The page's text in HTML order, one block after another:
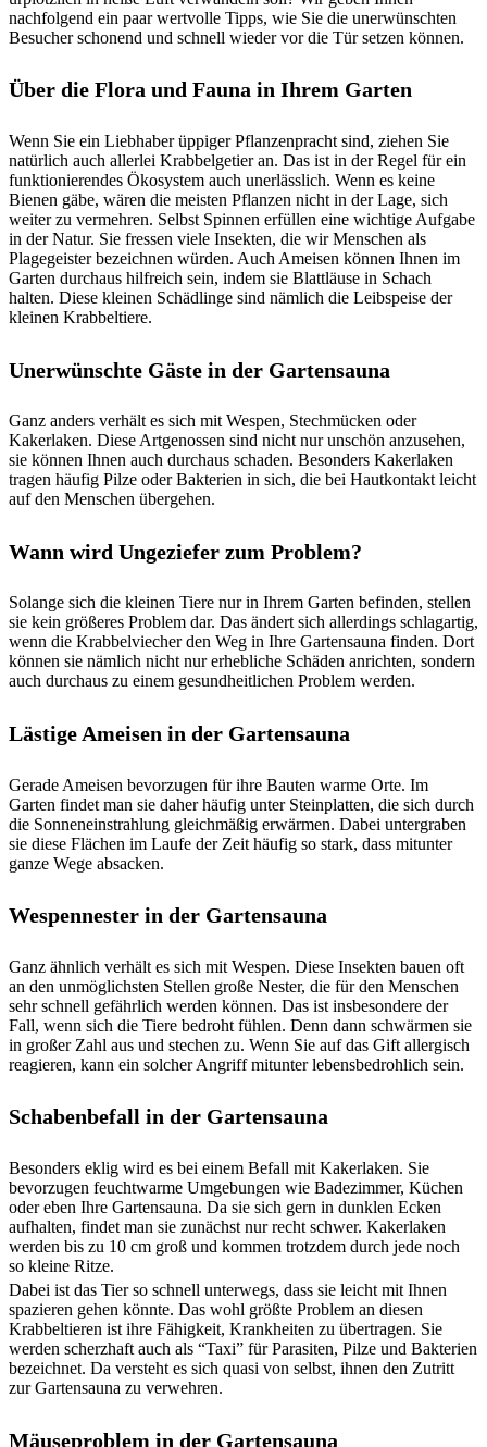
nachfolgend ein paar wertvolle Tipps, wie Sie die unerwünschten
Besucher schonend und schnell wieder vor die Tür setzen können.
Über die Flora und Fauna in Ihrem Garten
Wenn Sie ein Liebhaber üppiger Pflanzenpracht sind, ziehen Sie
natürlich auch allerlei Krabbelgetier an. Das ist in der Regel für ein
funktionierendes Ökosystem auch unerlässlich. Wenn es keine
Bienen gäbe, wären die meisten Pflanzen nicht in der Lage, sich
weiter zu vermehren. Selbst Spinnen erfüllen eine wichtige Aufgabe
in der Natur. Sie fressen viele Insekten, die wir Menschen als
Plagegeister bezeichnen würden. Auch Ameisen können Ihnen im
Garten durchaus hilfreich sein, indem sie Blattläuse in Schach
halten. Diese kleinen Schädlinge sind nämlich die Leibspeise der
kleinen Krabbeltiere.
Unerwünschte Gäste in der Gartensauna
Ganz anders verhält es sich mit Wespen, Stechmücken oder
Kakerlaken. Diese Artgenossen sind nicht nur unschön anzusehen,
sie können Ihnen auch durchaus schaden. Besonders Kakerlaken
tragen häufig Pilze oder Bakterien in sich, die bei Hautkontakt leicht
auf den Menschen übergehen.
Wann wird Ungeziefer zum Problem?
Solange sich die kleinen Tiere nur in Ihrem Garten befinden, stellen
sie kein größeres Problem dar. Das ändert sich allerdings schlagartig,
wenn die Krabbelviecher den Weg in Ihre Gartensauna finden. Dort
können sie nämlich nicht nur erhebliche Schäden anrichten, sondern
auch durchaus zu einem gesundheitlichen Problem werden.
Lästige Ameisen in der Gartensauna
Gerade Ameisen bevorzugen für ihre Bauten warme Orte. Im
Garten findet man sie daher häufig unter Steinplatten, die sich durch
die Sonneneinstrahlung gleichmäßig erwärmen. Dabei untergraben
sie diese Flächen im Laufe der Zeit häufig so stark, dass mitunter
ganze Wege absacken.
Wespennester in der Gartensauna
Ganz ähnlich verhält es sich mit Wespen. Diese Insekten bauen oft
an den unmöglichsten Stellen große Nester, die für den Menschen
sehr schnell gefährlich werden können. Das ist insbesondere der
Fall, wenn sich die Tiere bedroht fühlen. Denn dann schwärmen sie
in großer Zahl aus und stechen zu. Wenn Sie auf das Gift allergisch
reagieren, kann ein solcher Angriff mitunter lebensbedrohlich sein.
Schabenbefall in der Gartensauna
Besonders eklig wird es bei einem Befall mit Kakerlaken. Sie
bevorzugen feuchtwarme Umgebungen wie Badezimmer, Küchen
oder eben Ihre Gartensauna. Da sie sich gern in dunklen Ecken
aufhalten, findet man sie zunächst nur recht schwer. Kakerlaken
werden bis zu 10 cm groß und kommen trotzdem durch jede noch
so kleine Ritze.
Dabei ist das Tier so schnell unterwegs, dass sie leicht mit Ihnen
spazieren gehen könnte. Das wohl größte Problem an diesen
Krabbeltieren ist ihre Fähigkeit, Krankheiten zu übertragen. Sie
werden scherzhaft auch als “Taxi” für Parasiten, Pilze und Bakterien
bezeichnet. Da versteht es sich quasi von selbst, ihnen den Zutritt
zur Gartensauna zu verwehren.
Mäuseproblem in der Gartensauna